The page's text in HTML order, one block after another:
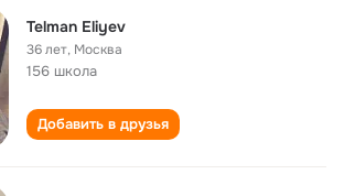
Telman Eliyev
36 лет, Москва
156 школа
Добавить в друзья